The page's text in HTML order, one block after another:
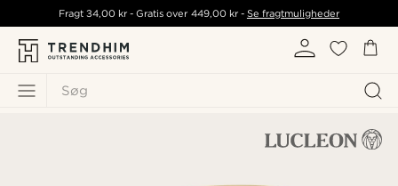
Søg
Fragt34,00 kr - Gratis over 449,00 kr- Se fragtmuligheder